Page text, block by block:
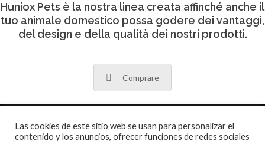
Huniox Pets è la nostra linea creata affinché anche il
tuo animale domestico possa godere dei vantaggi,
del design e della qualità dei nostri prodotti.
Comprare
Las cookies de este sitio web se usan para personalizar el
contenido y los anuncios, ofrecer funciones de redes sociales